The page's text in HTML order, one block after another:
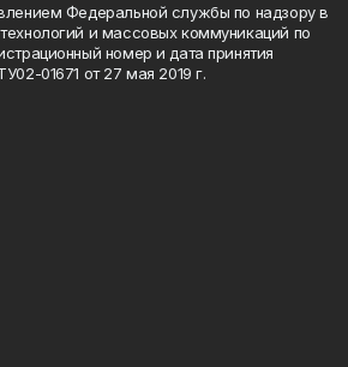
Федеральной службы по надзору в
и массовых коммуникаций по
номер и дата принятия
01671 от 27 мая 2019 г.